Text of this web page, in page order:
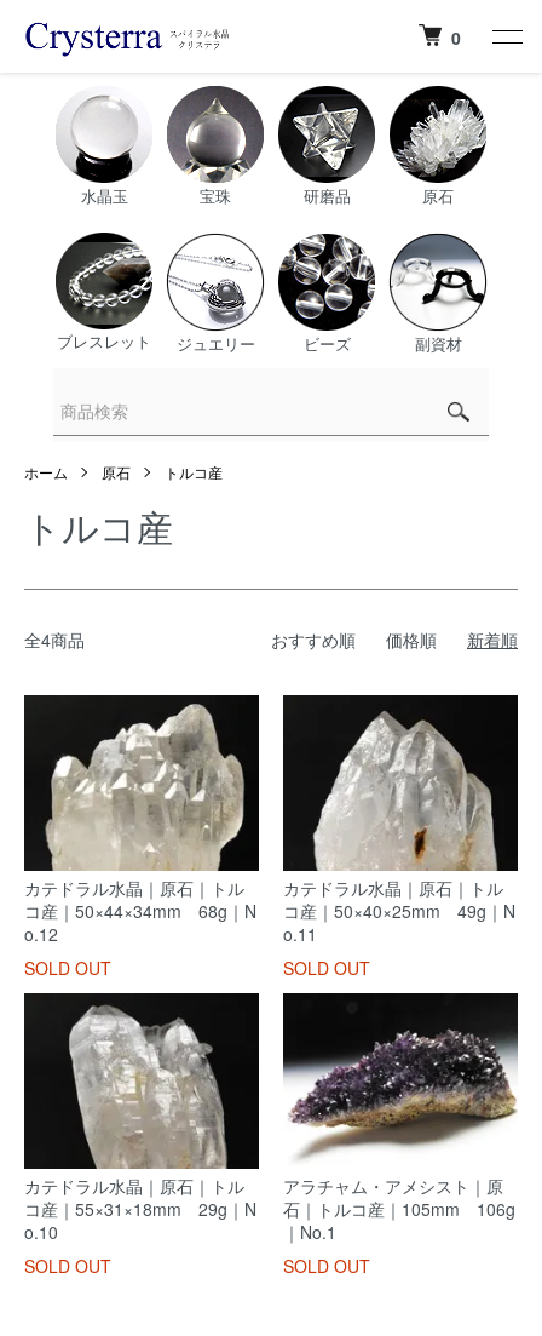
0
水晶玉 宝珠 研磨品 原石
ブレスレット ジュエリー ビーズ 副資材
ホーム 原石 トルコ産
トルコ産
全4商品 おすすめ順 価格順 新着順
カテドラル水晶｜原石｜トル
コ産｜50×44×34mm 68g｜N
o.12
SOLD OUT
カテドラル水晶｜原石｜トル
コ産｜50×40×25mm 49g｜N
o.11
SOLD OUT
カテドラル水晶｜原石｜トル
コ産｜55×31×18mm 29g｜N
o.10
SOLD OUT
アラチャム・アメシスト｜原
石｜トルコ産｜105mm 106g
｜No.1
SOLD OUT